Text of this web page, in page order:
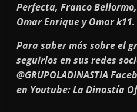
Perfecta, Franco
Omar Enrique y Omar k11.
Para saber más sobre el
seguirlos en sus redes
@GRUPOLADINASTIA
en Youtube: La Dinastía